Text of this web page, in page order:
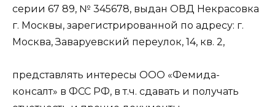
серии 67 89, № 345678, выдан ОВД Некрасовка
г. Москвы, зарегистрированной по адресу: г.
Москва, Заваруевский переулок, 14, кв. 2,
представлять интересы ООО «Фемида-
консалт» в ФСС РФ, в т.ч. сдавать и получать